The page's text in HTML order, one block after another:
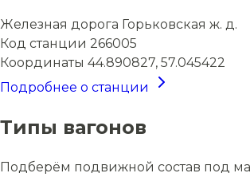
Железная дорога Горьковская ж. д.
Код станции 266005
Координаты 44.890827, 57.045422
Подробнее о станции
Типы вагонов
Подберём подвижной состав под